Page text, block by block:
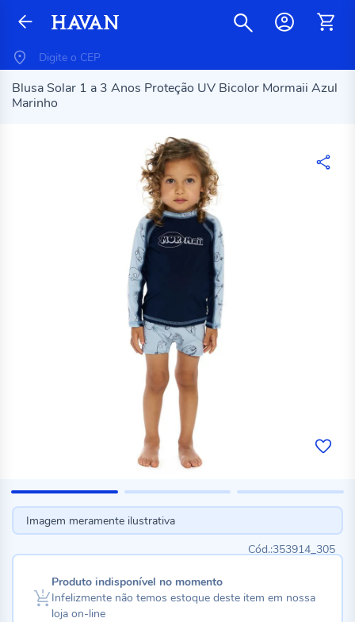
Blusa Solar 1 a 3 Anos Proteção UV Bicolor Mormaii Azul
Marinho
Imagem meramente ilustrativa
353914_305
Produto indisponível no momento
Infelizmente não temos estoque deste item em nossa
loja on-line